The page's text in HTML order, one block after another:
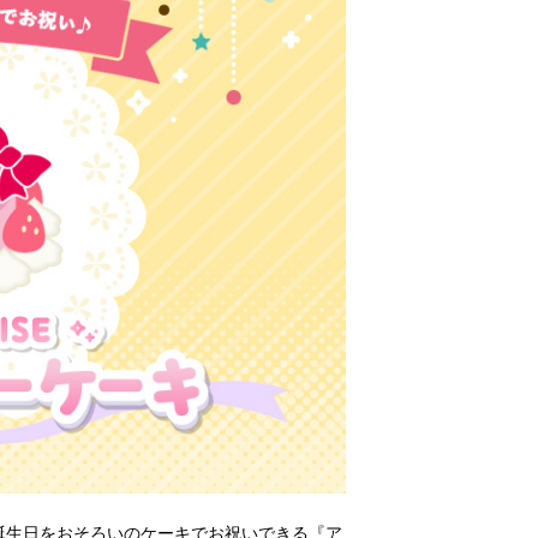
日をおそろいのケーキでお祝いできる『ア